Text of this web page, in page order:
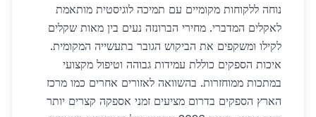
נוחה ללקוחות מקומיים עם תמיכה לוגיסטית מותאמת
לאקלים המדברי. מחירי הברונזה נעים בין מאות שקלים
לקילו ומשקפים את הביקוש הגובר בתעשייה המקומית.
איכות הספקים כוללת עמידות גבוהה וטיפול מקצועי
במתכות ממוחזרות. בהשוואה לאזורים אחרים כמו מרכז
הארץ הספקים בדרום מציעים זמני אספקה קצרים יותר